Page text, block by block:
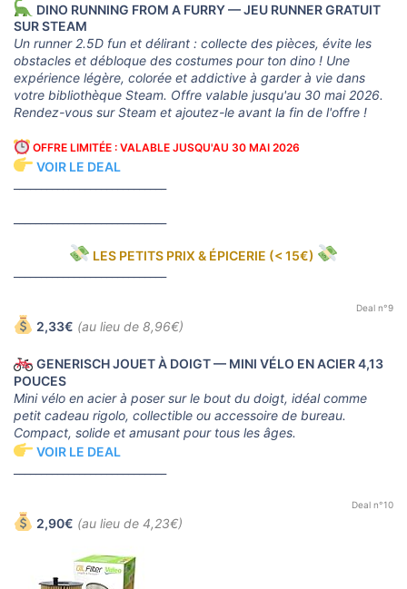
DINO RUNNING FROM A FURRY — JEU RUNNER GRATUIT
SUR STEAM
Un runner 2.5D fun et délirant : collecte des pièces, évite les
obstacles et débloque des costumes pour ton dino ! Une
expérience légère, colorée et addictive à garder à vie dans
votre bibliothèque Steam. Offre valable jusqu'au 30 mai 2026.
Rendez-vous sur Steam et ajoutez-le avant la fin de l'offre !
OFFRE LIMITÉE : VALABLE JUSQU'AU 30 MAI 2026
VOIR LE DEAL
LES PETITS PRIX & ÉPICERIE (< 15€)
Deal n°9
2,33€ (au lieu de 8,96€)
GENERISCH JOUET À DOIGT — MINI VÉLO EN ACIER 4,13
POUCES
Mini vélo en acier à poser sur le bout du doigt, idéal comme
petit cadeau rigolo, collectible ou accessoire de bureau.
Compact, solide et amusant pour tous les âges.
VOIR LE DEAL
Deal n°10
2,90€ (au lieu de 4,23€)